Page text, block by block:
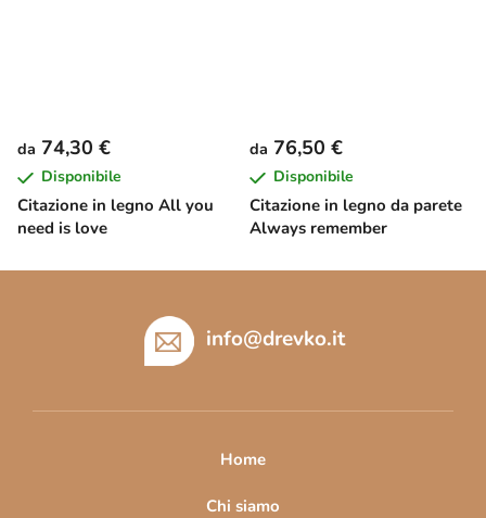
Citazione in legno All you
need is love
da 74,30 €
Disponibile
Citazione in legno da parete
Always remember
da 76,50 €
Disponibile
info@drevko.it
Home
Chi siamo